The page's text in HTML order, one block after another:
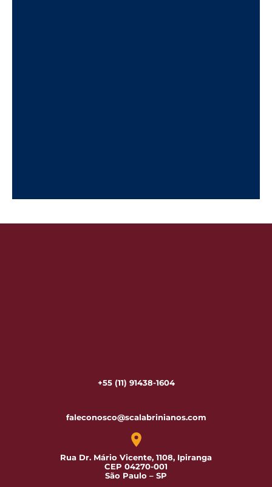
+55 (11) 91438-1604
faleconosco@scalabrinianos.com
Rua Dr. Mário Vicente, 1108, Ipiranga
CEP 04270-001
São Paulo – SP